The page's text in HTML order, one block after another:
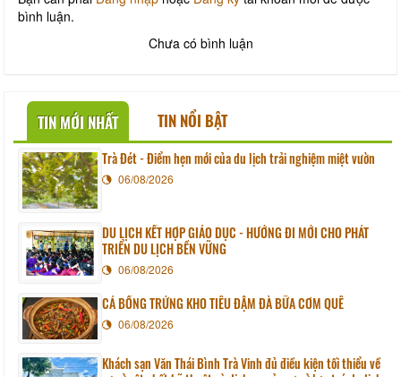
bình luận.
Chưa có bình luận
TIN MỚI NHẤT TIN NỔI BẬT
Trà Đét - Điểm hẹn mới của du lịch trải nghiệm miệt vườn
06/08/2026
DU LỊCH KẾT HỢP GIÁO DỤC - HƯỚNG ĐI MỚI CHO PHÁT
TRIỂN DU LỊCH BỀN VỮNG
06/08/2026
CÁ BỐNG TRỨNG KHO TIÊU ĐẬM ĐÀ BỮA CƠM QUÊ
06/08/2026
Khách sạn Văn Thái Bình Trà Vinh đủ điều kiện tối thiểu về